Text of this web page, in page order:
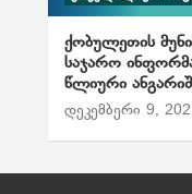
ქობულეთის
საჯარო
წლიური
დეკემბერი 9,